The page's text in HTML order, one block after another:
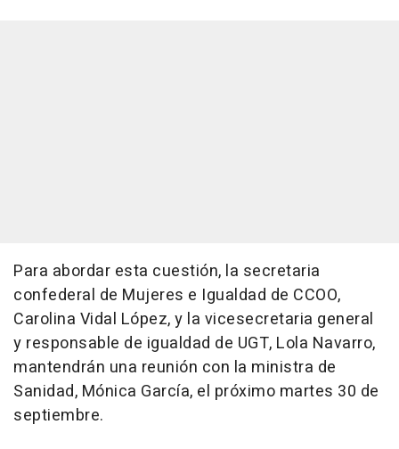
Para abordar esta cuestión, la secretaria
confederal de Mujeres e Igualdad de CCOO,
Carolina Vidal López, y la vicesecretaria general
y responsable de igualdad de UGT, Lola Navarro,
mantendrán una reunión con la ministra de
Sanidad, Mónica García, el próximo martes 30 de
septiembre.